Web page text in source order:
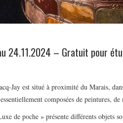
24.11.2024 – Gratuit pour
Jay est situé à proximité du Marais,
composées de peintures,
de poche » présente différents objets